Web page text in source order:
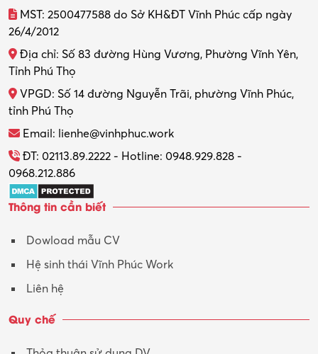
MST: 2500477588 do Sở KH&ĐT Vĩnh Phúc cấp ngày
26/4/2012
Địa chỉ: Số 83 đường Hùng Vương, Phường Vĩnh Yên,
Tỉnh Phú Thọ
VPGD: Số 14 đường Nguyễn Trãi, phường Vĩnh Phúc,
tỉnh Phú Thọ
Email: lienhe@vinhphuc.work
ĐT: 02113.89.2222 - Hotline: 0948.929.828 -
0968.212.886
Thông tin cần biết
Dowload mẫu CV
Hệ sinh thái Vĩnh Phúc Work
Liên hệ
Quy chế